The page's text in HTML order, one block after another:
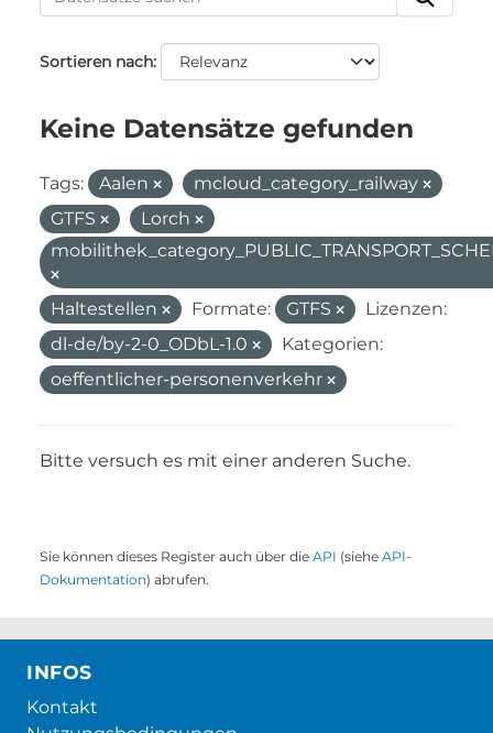
Sortieren nach
Keine Datensätze gefunden
Tags: Aalen
mcloud_category_railway
GTFS
Lorch
Haltestellen Formate: GTFS
Lizenzen:
dl-de/by-2-0_ODbL-1.0
Kategorien:
oeffentlicher-personenverkehr
Bitte versuch es mit einer anderen Suche.
Sie können dieses Register auch über die API (siehe API-
Dokumentation) abrufen.
INFOS
Kontakt